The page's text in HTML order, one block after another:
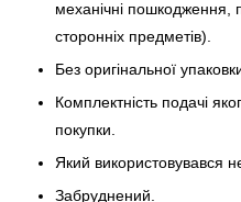
механічні пошкодження,
сторонніх предметів).
Без оригінальної
Комплектність подачі
покупки.
Який використовувався
Забруднений.